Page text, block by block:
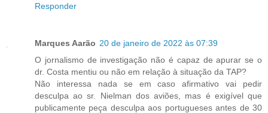
Responder
Marques Aarão 20 de janeiro de 2022 às 07:39
O jornalismo de investigação não é capaz de apurar se o
dr. Costa mentiu ou não em relação à situação da TAP?
Não interessa nada se em caso afirmativo vai pedir
desculpa ao sr. Nielman dos aviões, mas é exigível que
publicamente peça desculpa aos portugueses antes de 30